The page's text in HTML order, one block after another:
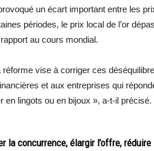
un écart important entre les
périodes, le prix local de l’or
au cours mondial.
vise à corriger ces
et aux entreprises qui
en lingots ou en bijoux », a-t-il précisé.
la concurrence, élargir l’offre,